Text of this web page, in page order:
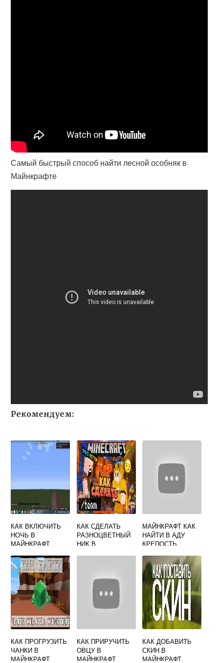
Самый быстрый способ найти лесной особняк в
Майнкрафте
Рекомендуем:
КАК ВКЛЮЧИТЬ
НОЧЬ В
МАЙНКРАФТ
КАК СДЕЛАТЬ
РАЗНОЦВЕТНЫЙ
НИК В
МАЙНКРАФТ КАК
НАЙТИ В АДУ
КРЕПОСТЬ
КАК ПРОГРУЗИТЬ
ЧАНКИ В
МАЙНКРАФТ
КАК ПРИРУЧИТЬ
ОВЦУ В
МАЙНКРАФТ
КАК ДОБАВИТЬ
СКИН В
МАЙНКРАФТ